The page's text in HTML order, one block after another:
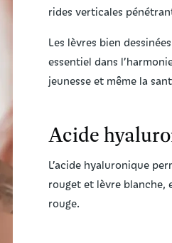
rides verticales
Les lèvres bien
essentiel dans
jeunesse et même la
Acide
L’acide hyaluronique
rouget et lèvre blanche,
rouge.